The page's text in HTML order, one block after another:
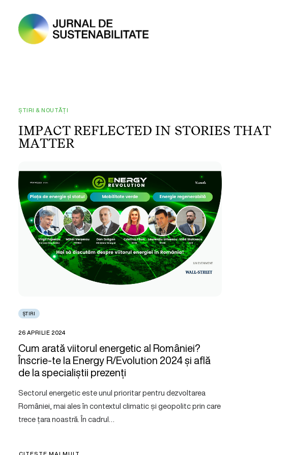
ȘTIRI & NOUTĂȚI
IMPACT REFLECTED IN STORIES THAT
MATTER
ȘTIRI
26 APRILIE 2024
Cum arată viitorul energetic al României?
Înscrie-te la Energy R/Evolution 2024 și află
de la specialiștii prezenți
Sectorul energetic este unul prioritar pentru dezvoltarea
României, mai ales în contextul climatic și geopolitc prin care
trece țara noastră. În cadrul…